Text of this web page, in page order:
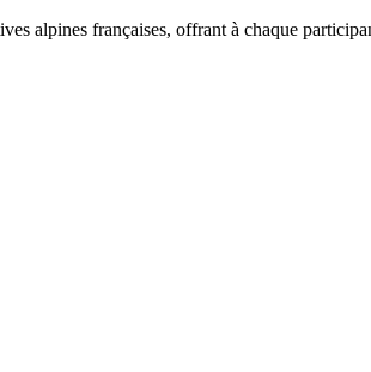
alpines françaises, offrant à chaque